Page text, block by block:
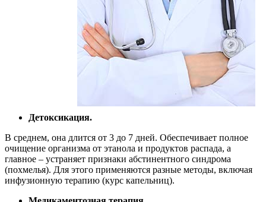
Детоксикация.
В среднем, она длится от 3 до 7 дней. Обеспечивает полное
очищение организма от этанола и продуктов распада, а
главное – устраняет признаки абстинентного синдрома
(похмелья). Для этого применяются разные методы, включая
инфузионную терапию (курс капельниц).